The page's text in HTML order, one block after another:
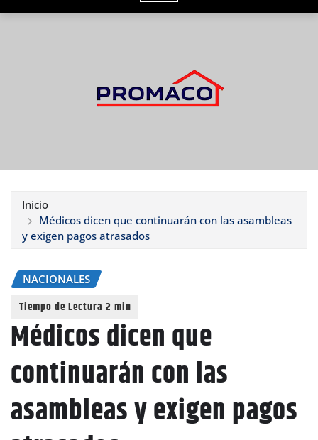
Inicio
Médicos dicen que continuarán con las asambleas
y exigen pagos atrasados
NACIONALES
Médicos dicen que
continuarán con las
asambleas y exigen pagos